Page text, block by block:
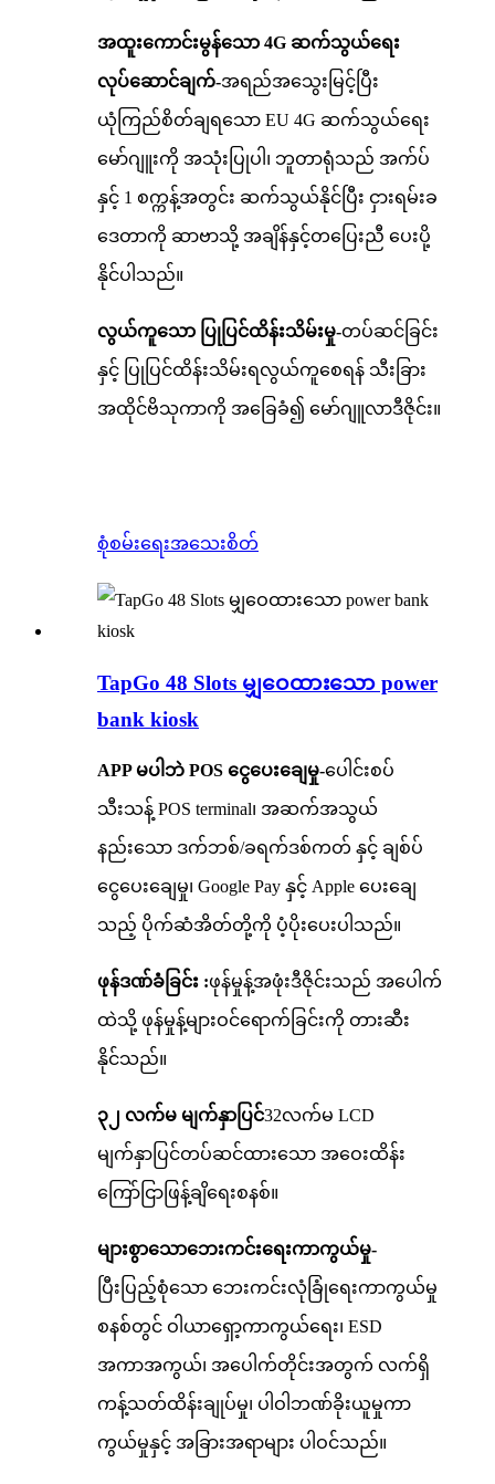
အထူးကောင်းမွန်သော 4G ဆက်သွယ်ရေး
လုပ်ဆောင်ချက်-အရည်အသွေးမြင့်ပြီး
ယုံကြည်စိတ်ချရသော EU 4G ဆက်သွယ်ရေး
မော်ဂျူးကို အသုံးပြုပါ၊ ဘူတာရုံသည် အက်ပ်
နှင့် 1 စက္ကန့်အတွင်း ဆက်သွယ်နိုင်ပြီး ငှားရမ်းခ
ဒေတာကို ဆာဗာသို့ အချိန်နှင့်တပြေးညီ ပေးပို့
နိုင်ပါသည်။
လွယ်ကူသော ပြုပြင်ထိန်းသိမ်းမှု-တပ်ဆင်ခြင်း
နှင့် ပြုပြင်ထိန်းသိမ်းရလွယ်ကူစေရန် သီးခြား
အထိုင်ဗိသုကာကို အခြေခံ၍ မော်ဂျူလာဒီဇိုင်း။
စုံစမ်းရေးအသေးစိတ်
TapGo 48 Slots မျှဝေထားသော power
bank kiosk
APP မပါဘဲ POS ငွေပေးချေမှု-ပေါင်းစပ်
သီးသန့် POS terminal၊ အဆက်အသွယ်
နည်းသော ဒက်ဘစ်/ခရက်ဒစ်ကတ် နှင့် ချစ်ပ်
ငွေပေးချေမှု၊ Google Pay နှင့် Apple ပေးချေ
သည့် ပိုက်ဆံအိတ်တို့ကို ပံ့ပိုးပေးပါသည်။
ဖုန်ဒဏ်ခံခြင်း :ဖုန်မှုန့်အဖုံးဒီဇိုင်းသည် အပေါက်
ထဲသို့ ဖုန်မှုန့်များဝင်ရောက်ခြင်းကို တားဆီး
နိုင်သည်။
၃၂ လက်မ မျက်နှာပြင်32လက်မ LCD
မျက်နှာပြင်တပ်ဆင်ထားသော အဝေးထိန်း
ကြော်ငြာဖြန့်ချိရေးစနစ်။
များစွာသောဘေးကင်းရေးကာကွယ်မှု-
ပြီးပြည့်စုံသော ဘေးကင်းလုံခြုံရေးကာကွယ်မှု
စနစ်တွင် ဝါယာရှော့ကာကွယ်ရေး၊ ESD
အကာအကွယ်၊ အပေါက်တိုင်းအတွက် လက်ရှိ
ကန့်သတ်ထိန်းချုပ်မှု၊ ပါဝါဘဏ်ခိုးယူမှုကာ
ကွယ်မှုနှင့် အခြားအရာများ ပါဝင်သည်။